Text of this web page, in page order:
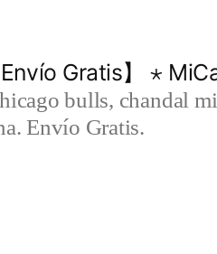
Gratis】 ⋆
bulls, chandal
Envío Gratis.